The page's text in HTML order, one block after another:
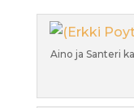
Aino ja Santeri